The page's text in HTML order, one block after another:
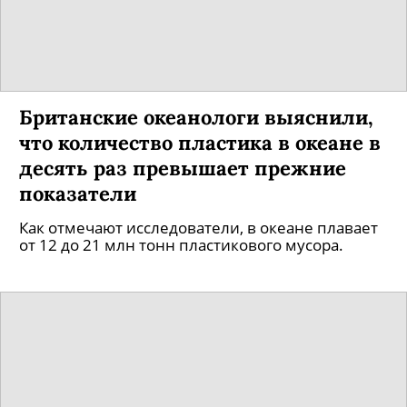
Британские океанологи выяснили,
что количество пластика в океане в
десять раз превышает прежние
показатели
Как отмечают исследователи, в океане плавает
от 12 до 21 млн тонн пластикового мусора.